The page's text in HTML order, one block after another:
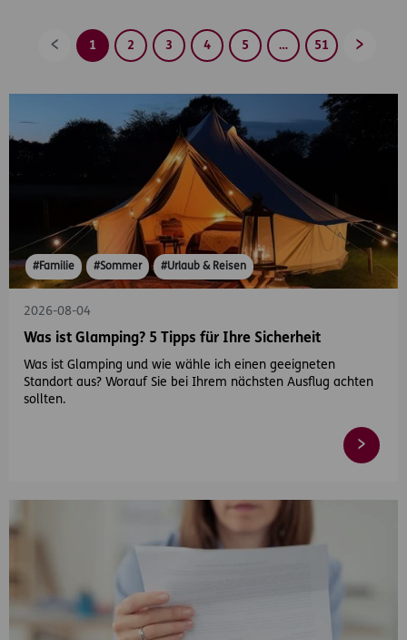
Zurück1 2 3 4 5 … 51
#Familie #Sommer #Urlaub & Reisen
2026-08-04
Was ist Glamping? 5 Tipps für Ihre Sicherheit
Was ist Glamping und wie wähle ich einen geeigneten
Standort aus? Worauf Sie bei Ihrem nächsten Ausflug achten
sollten.